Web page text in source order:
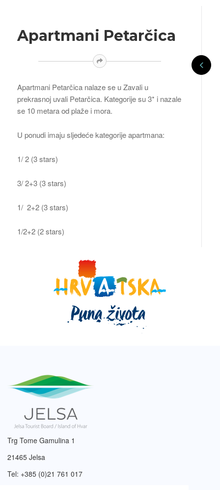
Apartmani Petarčica
Apartmani Petarčica nalaze se u Zavali u
prekrasnoj uvali Petarčica. Kategorije su 3* i nazale
se 10 metara od plaže i mora.
U ponudi imaju sljedeće kategorije apartmana:
1/ 2 (3 stars)
3/ 2+3 (3 stars)
1/ 2+2 (3 stars)
1/2+2 (2 stars)
Trg Tome Gamulina 1
21465 Jelsa
Tel: +385 (0)21 761 017